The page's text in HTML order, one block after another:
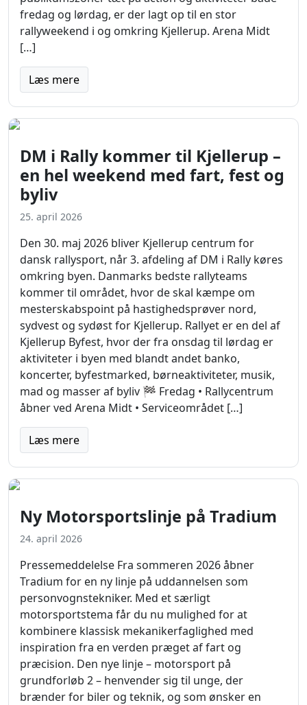
fredag og lørdag, er der lagt op til en stor
rallyweekend i og omkring Kjellerup. Arena Midt
[…]
Læs mere
DM i Rally kommer til Kjellerup –
en hel weekend med fart, fest og
byliv
25. april 2026
Den 30. maj 2026 bliver Kjellerup centrum for
dansk rallysport, når 3. afdeling af DM i Rally køres
omkring byen. Danmarks bedste rallyteams
kommer til området, hvor de skal kæmpe om
mesterskabspoint på hastighedsprøver nord,
sydvest og sydøst for Kjellerup. Rallyet er en del af
Kjellerup Byfest, hvor der fra onsdag til lørdag er
aktiviteter i byen med blandt andet banko,
koncerter, byfestmarked, børneaktiviteter, musik,
mad og masser af byliv 🏁 Fredag • Rallycentrum
åbner ved Arena Midt • Serviceområdet […]
Læs mere
Ny Motorsportslinje på Tradium
24. april 2026
Pressemeddelelse Fra sommeren 2026 åbner
Tradium for en ny linje på uddannelsen som
personvognstekniker. Med et særligt
motorsportstema får du nu mulighed for at
kombinere klassisk mekanikerfaglighed med
inspiration fra en verden præget af fart og
præcision. Den nye linje – motorsport på
grundforløb 2 – henvender sig til unge, der
brænder for biler og teknik, og som ønsker en